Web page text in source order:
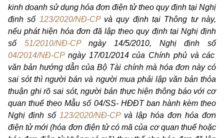
kinh doanh sử dụng hóa đơn điện tử theo quy định tại Nghị
định số 123/2020/NĐ-CPvà quy định tại Thông tư này,
nếu phát hiện hóa đơn đã lập theo quy định tại Nghị định
số
51/2010/NĐ-CPngày 14/5/2010, Nghị định số
04/2014/NĐ-CPngày 17/01/2014 của Chính phủ và các
văn bản hướng dẫn của Bộ Tài chính mà hóa đơn này có
sai sót thì người bán và người mua phải lập văn bản thỏa
thuận ghi rõ sai sót, người bán thực hiện thông báo với cơ
quan thuế theo Mẫu số 04/SS- HĐĐT ban hành kèm theo
Nghị định số 123/2020/NĐ-CPvà lập hóa đơn hóa đơn
điện tử mới (hóa đơn điện tử có mã của cơ quan thuế hoặc